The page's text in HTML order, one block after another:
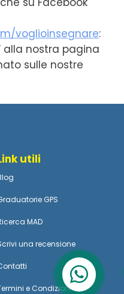
voglioinsegnare:
alla nostra pagina
sulle nostre
utili
GPS
MAD
una recensione
e Condizioni